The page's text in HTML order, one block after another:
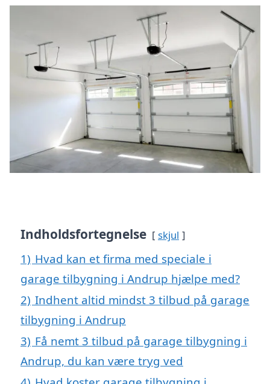
Indholdsfortegnelse skjul
1) Hvad kan et firma med speciale i
garage tilbygning i Andrup hjælpe med?
2) Indhent altid mindst 3 tilbud på garage
tilbygning i Andrup
3) Få nemt 3 tilbud på garage tilbygning i
Andrup, du kan være tryg ved